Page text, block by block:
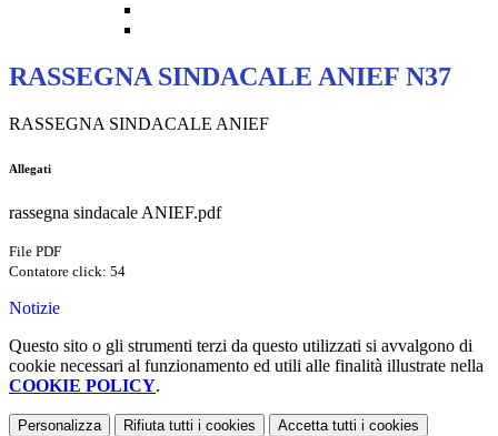
RASSEGNA SINDACALE ANIEF N37
RASSEGNA SINDACALE ANIEF
Allegati
rassegna sindacale ANIEF.pdf
File PDF
Contatore click: 54
Notizie
Questo sito o gli strumenti terzi da questo utilizzati si avvalgono di
cookie necessari al funzionamento ed utili alle finalità illustrate nella
COOKIE POLICY.
Personalizza Rifiuta tutti i cookies Accetta tutti i cookies